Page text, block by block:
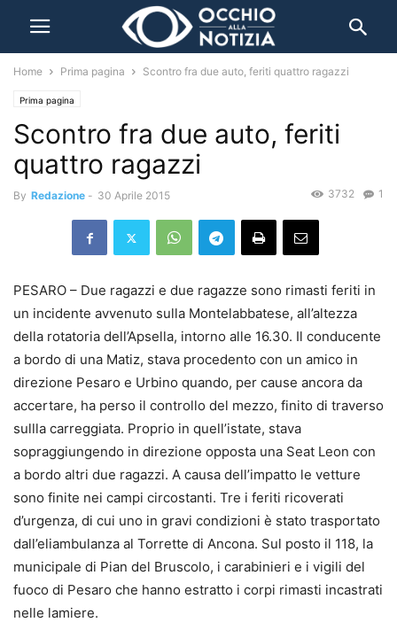
Home Prima pagina Scontro fra due auto, feriti quattro ragazzi
Prima pagina
Scontro fra due auto, feriti
quattro ragazzi
By Redazione - 30 Aprile 2015 1
3732
PESARO – Due ragazzi e due ragazze sono rimasti feriti in
un incidente avvenuto sulla Montelabbatese, all’altezza
della rotatoria dell’Apsella, intorno alle 16.30. Il conducente
a bordo di una Matiz, stava procedento con un amico in
direzione Pesaro e Urbino quando, per cause ancora da
accertare, ha perso il controllo del mezzo, finito di traverso
sullla carreggiata. Proprio in quell’istate, stava
sopraggiungendo in direzione opposta una Seat Leon con
a bordo altri due ragazzi. A causa dell’impatto le vetture
sono finite nei campi circostanti. Tre i feriti ricoverati
d’urgenza, di cui uno in gravi condizioni è stato trasportato
dall’eliambulanza al Torrette di Ancona. Sul posto il 118, la
municipale di Pian del Bruscolo, i carabinieri e i vigili del
fuoco di Pesaro che hanno estratto i corpi rimasti incastrati
nelle lamiere.